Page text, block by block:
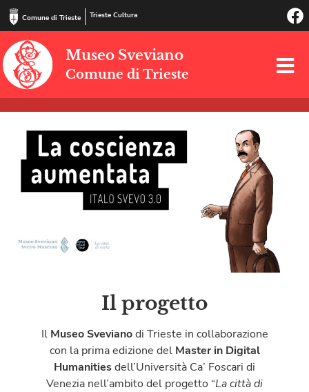
Comune di Trieste Trieste Cultura
Museo Sveviano
Comune di Trieste
Il progetto
Il Museo Svevianodi Trieste in collaborazione
con la prima edizione del Master in Digital
Humanitiesdell’Università Ca’ Foscari di
Venezia nell’ambito del progetto “La città di